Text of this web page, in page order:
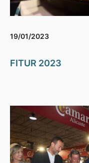
19/01/2023
FITUR 2023